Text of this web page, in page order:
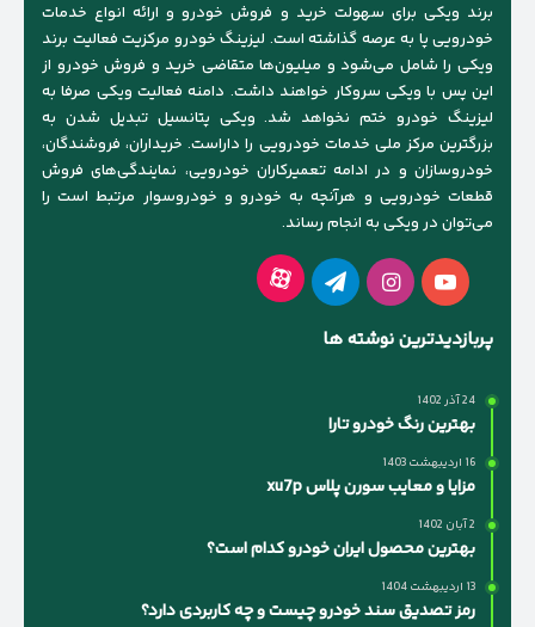
برند ویکی برای سهولت خرید و فروش خودرو و ارائه انواع خدمات
خودرویی پا به عرصه گذاشته است. لیزینگ خودرو مرکزیت فعالیت برند
ویکی را شامل می‌شود و میلیون‌ها متقاضی خرید و فروش خودرو از
این پس با ویکی سروکار خواهند داشت. دامنه فعالیت ویکی صرفا به
لیزینگ خودرو ختم نخواهد شد. ویکی پتانسیل تبدیل شدن به
بزرگترین مرکز ملی خدمات خودرویی را داراست. خریداران، فروشندگان،
خودروسازان و در ادامه تعمیرکاران خودرویی، نمایندگی‌های فروش
قطعات خودرویی و هرآنچه به خودرو و خودروسوار مرتبط است را
می‌توان در ویکی به انجام رساند.
یوتیوباینستاگرام
تلگرام آپارات
پربازدیدترین نوشته ها
24 آذر 1402
بهترین رنگ خودرو تارا
16 اردیبهشت 1403
مزایا و معایب سورن پلاس xu7p
2 آبان 1402
بهترین محصول ایران خودرو کدام است؟
13 اردیبهشت 1404
رمز تصدیق سند خودرو چیست و چه کاربردی دارد؟